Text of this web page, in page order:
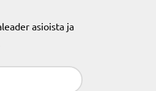
asioista ja